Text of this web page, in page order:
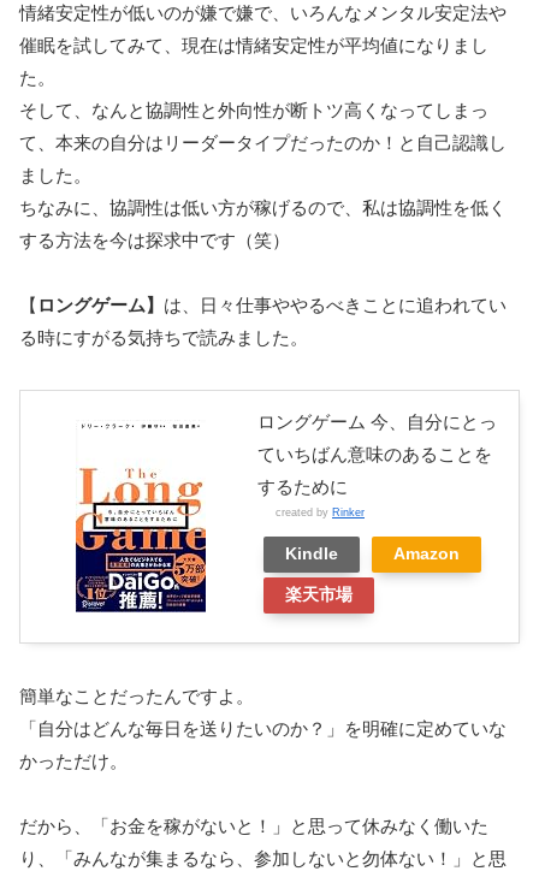
情緒安定性が低いのが嫌で嫌で、いろんなメンタル安定法や
催眠を試してみて、現在は情緒安定性が平均値になりまし
た。
そして、なんと協調性と外向性が断トツ高くなってしまっ
て、本来の自分はリーダータイプだったのか！と自己認識し
ました。
ちなみに、協調性は低い方が稼げるので、私は協調性を低く
する方法を今は探求中です（笑）
【 ロングゲーム】 は、日々仕事ややるべきことに追われてい
る時にすがる気持ちで読みました。
ロングゲーム 今、自分にとっ
ていちばん意味のあることを
するために
created by Rinker
Kindle Amazon
楽天市場
簡単なことだったんですよ。
「自分はどんな毎日を送りたいのか？」を明確に定めていな
かっただけ。
だから、「お金を稼がないと！」と思って休みなく働いた
り、「みんなが集まるなら、参加しないと勿体ない！」と思